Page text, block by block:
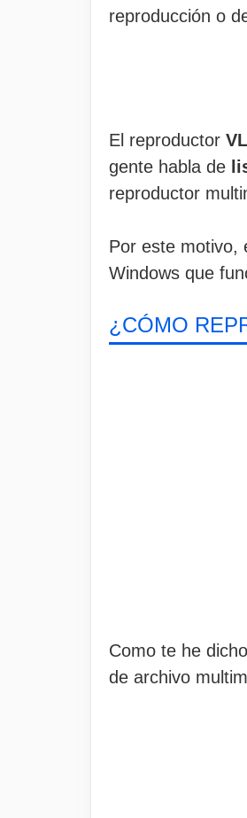
reproducción o
El reproductor
gente habla de
reproductor
Por este motivo,
Windows que
¿CÓMO
Como te he
de archivo